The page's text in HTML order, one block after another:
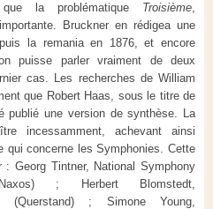
la problématique Troisième,
Bruckner en rédigea une
la remania en 1876, et encore
puisse parler vraiment de deux
cas. Les recherches de William
que Robert Haas, sous le titre de
publié une version de synthèse. La
incessamment, achevant ainsi
qui concerne les Symphonies. Cette
: Georg Tintner, National Symphony
; Herbert Blomstedt,
(Querstand) ; Simone Young,